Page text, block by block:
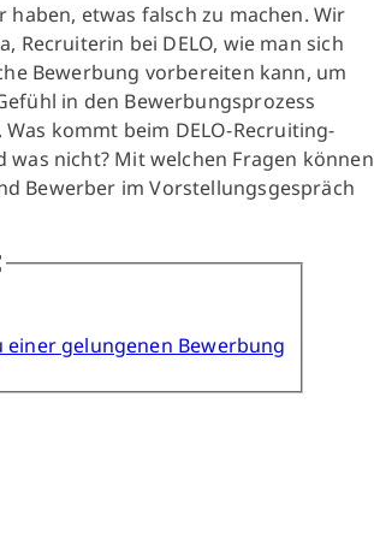
haben, etwas falsch zu machen. Wir
Recruiterin bei DELO, wie man sich
Bewerbung vorbereiten kann, um
in den Bewerbungsprozess
kommt beim DELO-Recruiting-
was nicht? Mit welchen Fragen können
Bewerber im Vorstellungsgespräch
einer gelungenen Bewerbung